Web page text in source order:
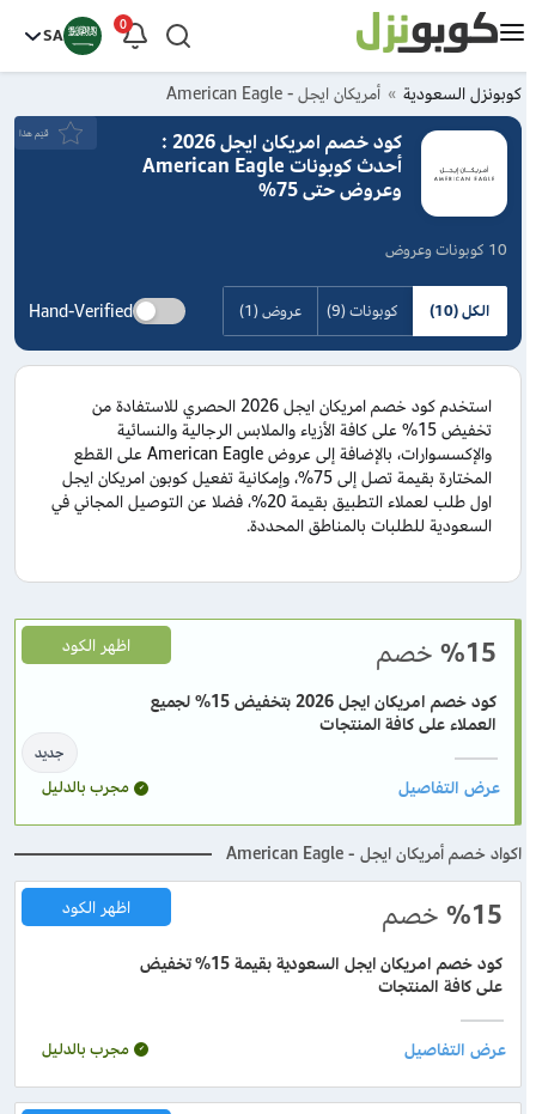
0
SA
كوبونزل السعودية أمريكان ايجل - American Eagle
كود خصم امريكان ايجل 2026 :
أحدث كوبونات American Eagle
وعروض حتى 75%
10 كوبونات وعروض
قيَم هذا
الكل (10) كوبونات (9) عروض (1) Hand-Verified
استخدم كود خصم امريكان ايجل 2026 الحصري للاستفادة من
تخفيض 15% على كافة الأزياء والملابس الرجالية والنسائية
والإكسسوارات، بالإضافة إلى عروض American Eagle على القطع
المختارة بقيمة تصل إلى 75%، وإمكانية تفعيل كوبون امريكان ايجل
اول طلب لعملاء التطبيق بقيمة 20%، فضلا عن التوصيل المجاني في
السعودية للطلبات بالمناطق المحددة.
%15 خصم
جديد
كود خصم امريكان ايجل 2026 بتخفيض 15% لجميع
العملاء على كافة المنتجات
اظهر الكود
مجرب بالدليل
اكواد خصم أمريكان ايجل - American Eagle
%15 خصم
كود خصم امريكان ايجل السعودية بقيمة 15% تخفيض
على كافة المنتجات
اظهر الكود
مجرب بالدليل